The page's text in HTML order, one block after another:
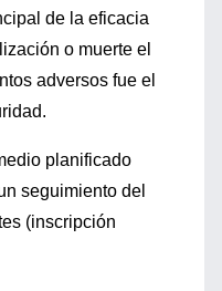
de la eficacia
o muerte el
adversos fue el
planificado
seguimiento del
(inscripción